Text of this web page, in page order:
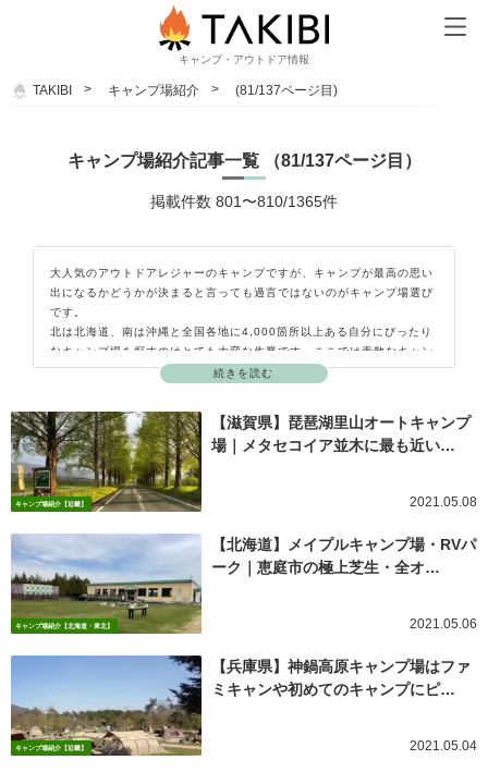
キャンプ・アウトドア情報
TAKIBI キャンプ場紹介 (81/137ページ目)
キャンプ場紹介記事一覧 （81/137ページ目）
掲載件数 801〜810/1365件
続きを読む
大人気のアウトドアレジャーのキャンプですが、キャンプが最高の思い
出になるかどうかが決まると言っても過言ではないのがキャンプ場選び
です。
北は北海道、南は沖縄と全国各地に4,000箇所以上ある自分にぴったり
なキャンプ場を探すのはとても大変な作業です。ここでは素敵なキャン
プ場を探している皆さんへキャンパーが実際にキャンプをしてきた感想
富士山が目の前に見えるキャンプ場や、温泉施設が併設されたキャンプ
場、子どもたちが楽しく遊べる遊具や広場があるキャンプ場、愛犬を連
れて一緒にキャンプができるドッグラン付きのキャンプ場などあなたに
合ったキャンプ場がきっと見つかるはずですよ。
キャンプ場紹介【近畿】
【滋賀県】琵琶湖里山オートキャンプ
場｜メタセコイア並木に最も近い…
2021.05.08
キャンプ場紹介【北海道・東北】
【北海道】メイプルキャンプ場・RVパ
ーク｜恵庭市の極上芝生・全オ…
2021.05.06
キャンプ場紹介【近畿】
【兵庫県】神鍋高原キャンプ場はファ
ミキャンや初めてのキャンプにピ…
2021.05.04